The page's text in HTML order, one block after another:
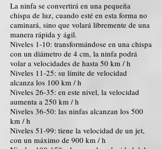
La ninfa se convertirá en una pequeña
chispa de luz, cuando esté en esta forma no
caminará, sino que volará libremente de una
manera rápida y ágil.
Niveles 1-10: transformándose en una chispa
con un diámetro de 4 cm, la ninfa podrá
volar a velocidades de hasta 50 km / h
Niveles 11-25: su límite de velocidad
alcanza los 100 km / h
Niveles 26-35: en este nivel, la velocidad
aumenta a 250 km / h
Niveles 36-50: las ninfas alcanzan los 500
km / h
Niveles 51-99: tiene la velocidad de un jet,
con un máximo de 900 km / h